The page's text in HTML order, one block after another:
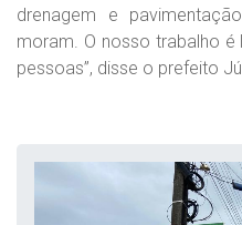
drenagem e
moram. O nosso trabalho é
pessoas”, disse o prefeito